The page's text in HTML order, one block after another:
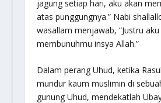
jagung setiap hari, aku akan
atas punggungnya.” Nabi
wasallam menjawab, “Justru
membunuhmu insya Allah.”
Dalam perang Uhud, ketika
mundur kaum muslimin di
gunung Uhud, mendekatlah